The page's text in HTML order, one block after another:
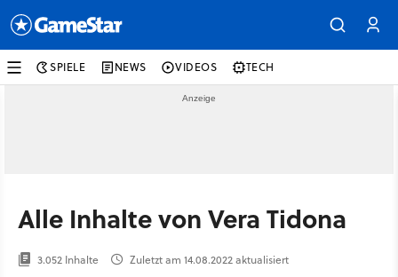
SPIELE NEWS VIDEOS TECH
Alle Inhalte von Vera Tidona
3.052 Inhalte Zuletzt am 14.08.2022 aktualisiert